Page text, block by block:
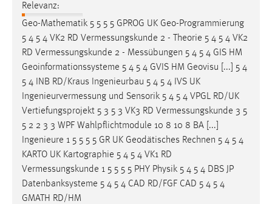
Relevanz:
Geo-Mathematik 5 5 5 5 GPROG UK Geo-Programmierung
5 4 5 4 VK2 RD Vermessungskunde 2 - Theorie 5 4 5 4 VK2
RD Vermessungskunde 2 - Messübungen 5 4 5 4 GIS HM
Geoinformationssysteme 5 4 5 4 GVIS HM Geovisu [...] 5 4
5 4 INB RD/Kraus Ingenieurbau 5 4 5 4 IVS UK
Ingenieurvermessung und Sensorik 5 4 5 4 VPGL RD/UK
Vertiefungsprojekt 5 3 5 3 VK3 RD Vermessungskunde 3 5
5 2 2 3 3 WPF Wahlpflichtmodule 10 8 10 8 BA [...]
Ingenieure 1 5 5 5 5 GR UK Geodätisches Rechnen 5 4 5 4
KARTO UK Kartographie 5 4 5 4 VK1 RD
Vermessungskunde 1 5 5 5 5 PHY Physik 5 4 5 4 DBS JP
Datenbanksysteme 5 4 5 4 CAD RD/FGF CAD 5 4 5 4
GMATH RD/HM